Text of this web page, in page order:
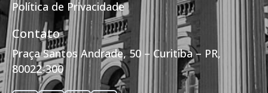
Política de Privacidade
Contato
Praça Santos Andrade, 50 – Curitiba – PR,
80022-300